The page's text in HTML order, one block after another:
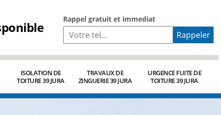
Rappel gratuit et immediat
ISOLATION DE
TOITURE 39 JURA
TRAVAUX DE
ZINGUERIE 39 JURA
URGENCE FUITE DE
TOITURE 39 JURA